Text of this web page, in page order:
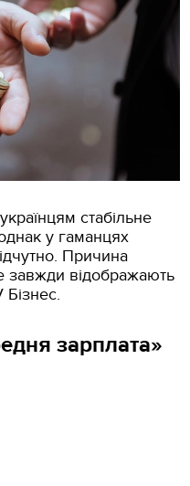
стабільне
у гаманцях
Причина
завжди відображають
Бізнеc.
зарплата»